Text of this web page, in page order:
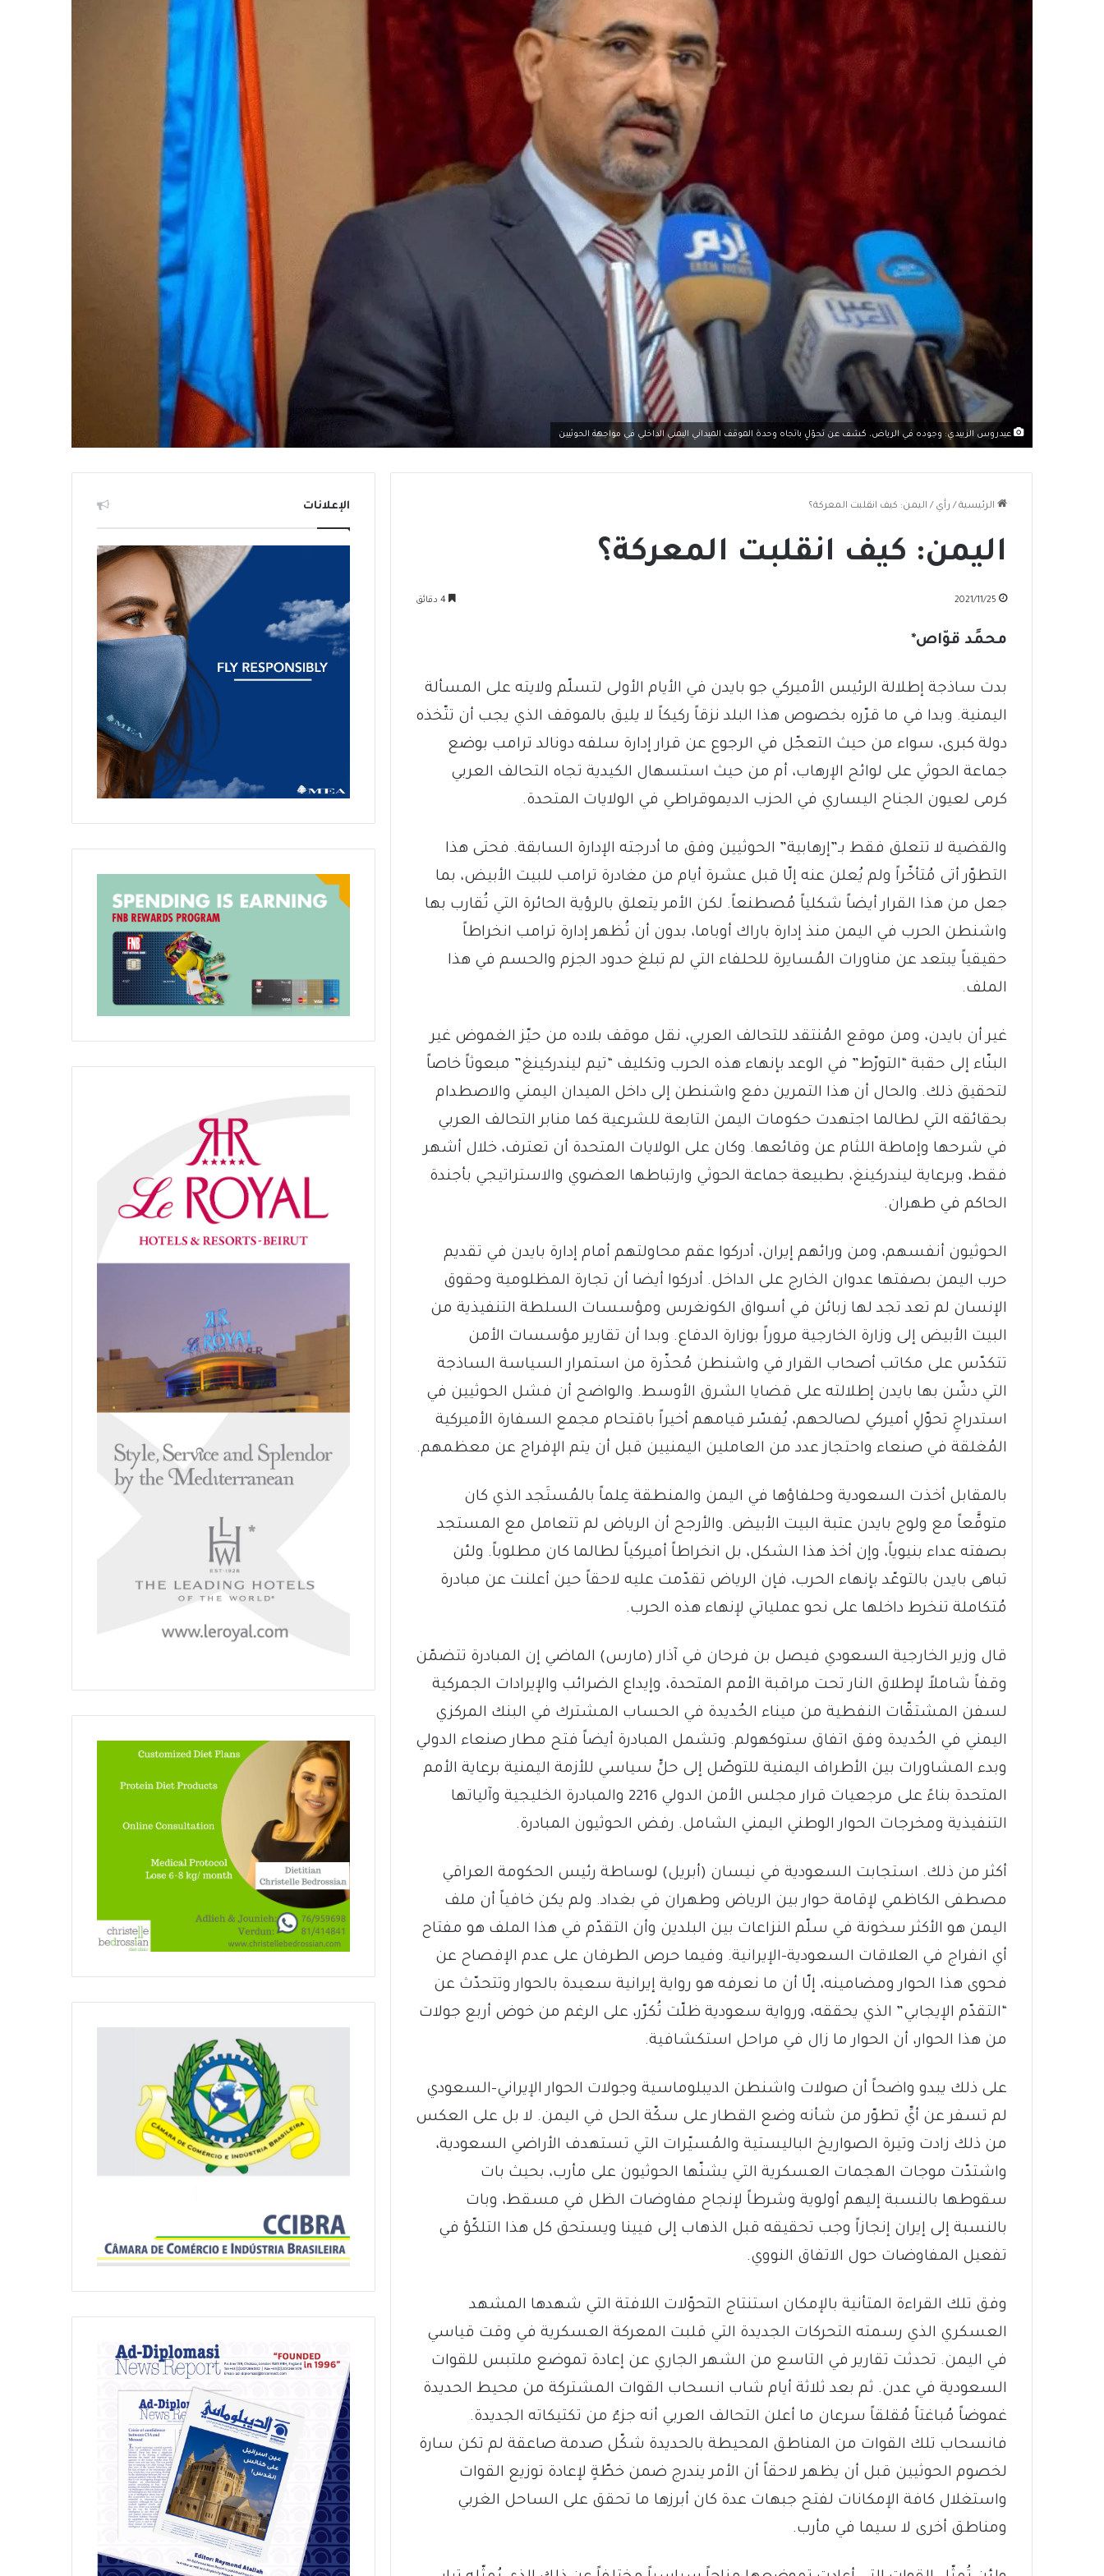
عيدروس الزبيدي: وجوده في الرياض، كشف عن تحوّلٍ باتجاه وحدة الموقف الميداني اليمني الداخلي في مواجهة الحوثيين
الرئيسية / رأي / اليمن: كيف انقلبت المعركة؟
اليمن: كيف انقلبت المعركة؟
2021/11/25
محمًد قوّاص*
بدت ساذجة إطلالة الرئيس الأميركي جو بايدن في الأيام الأولى لتسلّم ولايته على المسألة
اليمنية. وبدا في ما قرّره بخصوص هذا البلد نزقاً ركيكاً لا يليق بالموقف الذي يجب أن تتّخذه
دولة كبرى، سواء من حيث التعجّل في الرجوع عن قرار إدارة سلفه دونالد ترامب بوضع
جماعة الحوثي على لوائح الإرهاب، أم من حيث استسهال الكيدية تجاه التحالف العربي
كرمى لعيون الجناح اليساري في الحزب الديموقراطي في الولايات المتحدة.
والقضية لا تتعلق فقط بـ”إرهابية” الحوثيين وفق ما أدرجته الإدارة السابقة. فحتى هذا
التطوّر أتى مُتأخّراً ولم يُعلن عنه إلّا قبل عشرة أيام من مغادرة ترامب للبيت الأبيض، بما
جعل من هذا القرار أيضاً شكلياً مُصطنعاً. لكن الأمر يتعلق بالرؤية الحائرة التي تُقارب بها
واشنطن الحرب في اليمن منذ إدارة باراك أوباما، بدون أن تُظهر إدارة ترامب انخراطاً
حقيقياً يبتعد عن مناورات المُسايرة للحلفاء التي لم تبلغ حدود الجزم والحسم في هذا
الملف.
غير أن بايدن، ومن موقع المُنتقد للتحالف العربي، نقل موقف بلاده من حيّز الغموض غير
البنّاء إلى حقبة “التورّط” في الوعد بإنهاء هذه الحرب وتكليف “تيم ليندركينغ” مبعوثاً خاصاً
لتحقيق ذلك. والحال أن هذا التمرين دفع واشنطن إلى داخل الميدان اليمني والاصطدام
بحقائقه التي لطالما اجتهدت حكومات اليمن التابعة للشرعية كما منابر التحالف العربي
في شرحها وإماطة اللثام عن وقائعها. وكان على الولايات المتحدة أن تعترف، خلال أشهر
فقط، وبرعاية ليندركينغ، بطبيعة جماعة الحوثي وارتباطها العضوي والاستراتيجي بأجندة
الحاكم في طهران.
الحوثيون أنفسهم، ومن ورائهم إيران، أدركوا عقم محاولتهم أمام إدارة بايدن في تقديم
حرب اليمن بصفتها عدوان الخارج على الداخل. أدركوا أيضا أن تجارة المظلومية وحقوق
الإنسان لم تعد تجد لها زبائن في أسواق الكونغرس ومؤسسات السلطة التنفيذية من
البيت الأبيض إلى وزارة الخارجية مروراً بوزارة الدفاع. وبدا أن تقارير مؤسسات الأمن
تتكدّس على مكاتب أصحاب القرار في واشنطن مُحذّرة من استمرار السياسة الساذجة
التي دشّن بها بايدن إطلالته على قضايا الشرق الأوسط. والواضح أن فشل الحوثيين في
استدراجِ تحوّلٍ أميركي لصالحهم، يُفسّر قيامهم أخيراً باقتحام مجمع السفارة الأميركية
المُغلقة في صنعاء واحتجاز عدد من العاملين اليمنيين قبل أن يتم الإفراج عن معظمهم.
بالمقابل أخذت السعودية وحلفاؤها في اليمن والمنطقة عِلماً بالمُستَجد الذي كان
متوقَّعاً مع ولوج بايدن عتبة البيت الأبيض. والأرجح أن الرياض لم تتعامل مع المستجد
بصفته عداء بنيوياً، وإن أخذ هذا الشكل، بل انخراطاً أميركياً لطالما كان مطلوباً. ولئن
تباهى بايدن بالتوعّد بإنهاء الحرب، فإن الرياض تقدّمت عليه لاحقاً حين أعلنت عن مبادرة
مُتكاملة تنخرط داخلها على نحو عملياتي لإنهاء هذه الحرب.
قال وزير الخارجية السعودي فيصل بن فرحان في آذار (مارس) الماضي إن المبادرة تتضمّن
وقفاً شاملاً لإطلاق النار تحت مراقبة الأمم المتحدة، وإيداع الضرائب والإيرادات الجمركية
لسفن المشتقّات النفطية من ميناء الحُديدة في الحساب المشترك في البنك المركزي
اليمني في الحُديدة وفق اتفاق ستوكهولم. وتشمل المبادرة أيضاً فتح مطار صنعاء الدولي
وبدء المشاورات بين الأطراف اليمنية للتوصّل إلى حلٍّ سياسي للأزمة اليمنية برعاية الأمم
المتحدة بناءً على مرجعيات قرار مجلس الأمن الدولي 2216 والمبادرة الخليجية وآلياتها
التنفيذية ومخرجات الحوار الوطني اليمني الشامل. رفض الحوثيون المبادرة.
أكثر من ذلك. استجابت السعودية في نيسان (أبريل) لوساطة رئيس الحكومة العراقي
مصطفى الكاظمي لإقامة حوار بين الرياض وطهران في بغداد. ولم يكن خافياً أن ملف
اليمن هو الأكثر سخونة في سلّم النزاعات بين البلدين وأن التقدّم في هذا الملف هو مفتاح
أي انفراج في العلاقات السعودية-الإيرانية. وفيما حرص الطرفان على عدم الإفصاح عن
فحوى هذا الحوار ومضامينه، إلّا أن ما نعرفه هو رواية إيرانية سعيدة بالحوار وتتحدّث عن
“التقدّم الإيجابي” الذي يحققه، ورواية سعودية ظلّت تُكرّر، على الرغم من خوض أربع جولات
من هذا الحوار، أن الحوار ما زال في مراحل استكشافية.
على ذلك يبدو واضحاً أن صولات واشنطن الديبلوماسية وجولات الحوار الإيراني-السعودي
لم تسفر عن أيِّ تطوّر من شأنه وضع القطار على سكّة الحل في اليمن. لا بل على العكس
من ذلك زادت وتيرة الصواريخ الباليستية والمُسيّرات التي تستهدف الأراضي السعودية،
واشتدّت موجات الهجمات العسكرية التي يشنّها الحوثيون على مأرب، بحيث بات
سقوطها بالنسبة إليهم أولوية وشرطاً لإنجاح مفاوضات الظل في مسقط، وبات
بالنسبة إلى إيران إنجازاً وجب تحقيقه قبل الذهاب إلى فيينا ويستحق كل هذا التلكّؤ في
تفعيل المفاوضات حول الاتفاق النووي.
وفق تلك القراءة المتأنية بالإمكان استنتاج التحوّلات اللافتة التي شهدها المشهد
العسكري الذي رسمته التحركات الجديدة التي قلبت المعركة العسكرية في وقت قياسي
في اليمن. تحدثت تقارير في التاسع من الشهر الجاري عن إعادة تموضع ملتبس للقوات
السعودية في عدن. ثم بعد ثلاثة أيام شاب انسحاب القوات المشتركة من محيط الحديدة
غموضاً مُباغتاً مُقلقاً سرعان ما أعلن التحالف العربي أنه جزءٌ من تكتيكاته الجديدة.
فانسحاب تلك القوات من المناطق المحيطة بالحديدة شكّل صدمة صاعقة لم تكن سارة
لخصوم الحوثيين قبل أن يظهر لاحقاً أن الأمر يندرج ضمن خطّةٍ لإعادة توزيع القوات
واستغلال كافة الإمكانات لفتح جبهات عدة كان أبرزها ما تحقق على الساحل الغربي
ومناطق أخرى لا سيما في مأرب.
الإعلانات